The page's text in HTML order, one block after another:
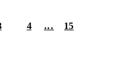
4 ... 15